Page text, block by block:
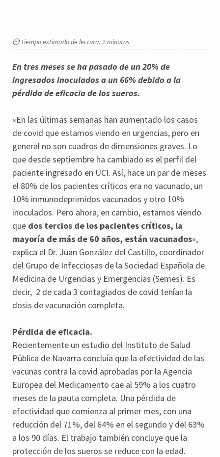
⏲ Tiempo estimado de lectura: 2 minutos
En tres meses se ha pasado de un 20% de
ingresados inoculados a un 66% debido a la
pérdida de eficacia de los sueros.
«En las últimas semanas han aumentado los casos
de covid que estamos viendo en urgencias, pero en
general no son cuadros de dimensiones graves. Lo
que desde septiembre ha cambiado es el perfil del
paciente ingresado en UCI. Así, hace un par de meses
el 80% de los pacientes críticos era no vacunado, un
10% inmunodeprimidos vacunados y otro 10%
inoculados. Pero ahora, en cambio, estamos viendo
que dos tercios de los pacientes críticos, la
mayoría de más de 60 años, están vacunados»,
explica el Dr. Juan González del Castillo, coordinador
del Grupo de Infecciosas de la Sociedad Española de
Medicina de Urgencias y Emergencias (Semes). Es
decir, 2 de cada 3 contagiados de covid tenían la
dosis de vacunación completa.
Pérdida de eficacia.
Recientemente un estudio del Instituto de Salud
Pública de Navarra concluía que la efectividad de las
vacunas contra la covid aprobadas por la Agencia
Europea del Medicamento cae al 59% a los cuatro
meses de la pauta completa. Una pérdida de
efectividad que comienza al primer mes, con una
reducción del 71%, del 64% en el segundo y del 63%
a los 90 días. El trabajo también concluye que la
protección de los sueros se reduce con la edad.